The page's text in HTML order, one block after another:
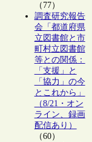
（77）
調査研究報告
会「都道府県
立図書館と市
町村立図書館
等との関係：
「支援」と
「協力」の今
とこれから」
（8/21・オン
ライン、録画
配信あり）
（60）